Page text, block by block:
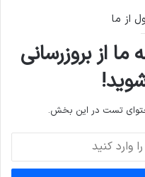
از ما
از بروزرسانی
تست در این بخش.